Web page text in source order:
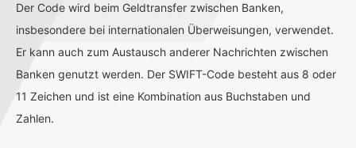
Der Code wird beim Geldtransfer zwischen Banken,
insbesondere bei internationalen Überweisungen, verwendet.
Er kann auch zum Austausch anderer Nachrichten zwischen
Banken genutzt werden. Der SWIFT-Code besteht aus 8 oder
11 Zeichen und ist eine Kombination aus Buchstaben und
Zahlen.